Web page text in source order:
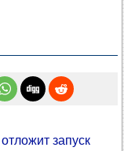
запуск